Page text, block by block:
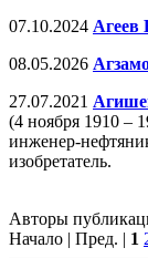
07.10.2024 Агеев
08.05.2026
27.07.2021
(4 ноября 1910 –
инженер-
изобретатель.
Авторы
Начало | Пред. | 1